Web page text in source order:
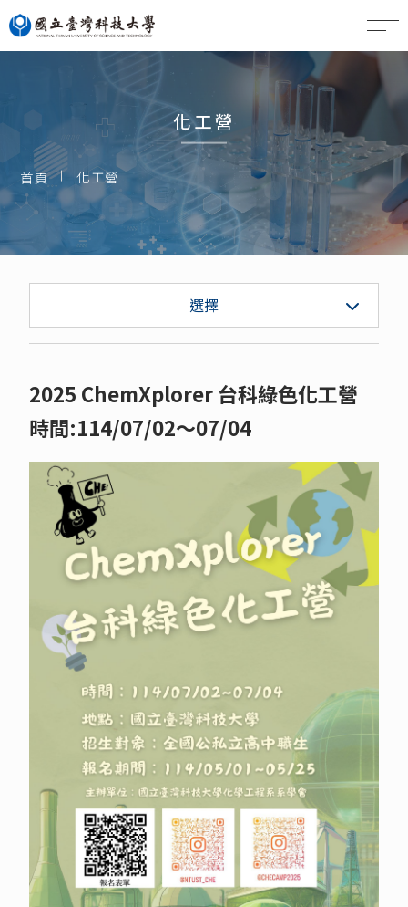
化工營
首頁 化工營
選擇
2025 ChemXplorer 台科綠色化工營
時間:114/07/02〜07/04